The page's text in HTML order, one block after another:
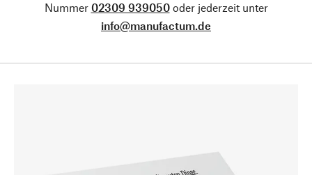
Nummer 02309 939050oder jederzeit unter
info@manufactum.de